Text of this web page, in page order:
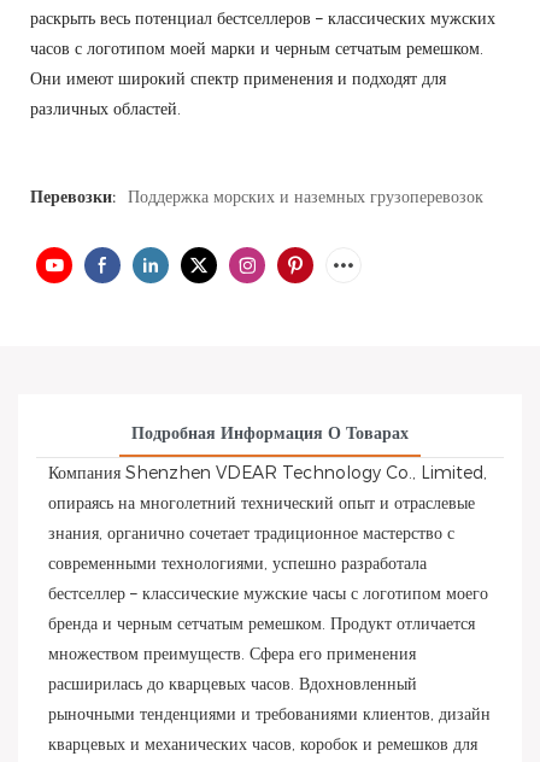
раскрыть весь потенциал бестселлеров – классических мужских
часов с логотипом моей марки и черным сетчатым ремешком.
Они имеют широкий спектр применения и подходят для
различных областей.
Перевозки: Поддержка морских и наземных грузоперевозок
Подробная Информация О Товарах
Компания Shenzhen VDEAR Technology Co., Limited,
опираясь на многолетний технический опыт и отраслевые
знания, органично сочетает традиционное мастерство с
современными технологиями, успешно разработала
бестселлер – классические мужские часы с логотипом моего
бренда и черным сетчатым ремешком. Продукт отличается
множеством преимуществ. Сфера его применения
расширилась до кварцевых часов. Вдохновленный
рыночными тенденциями и требованиями клиентов, дизайн
кварцевых и механических часов, коробок и ремешков для